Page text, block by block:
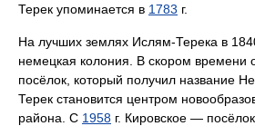
Терек упоминается в 1783 г.
На лучших землях Ислям-Терека в
немецкая колония. В скором времени
посёлок, который получил название
Терек становится центром
района. С 1958 г. Кировское — посёлок